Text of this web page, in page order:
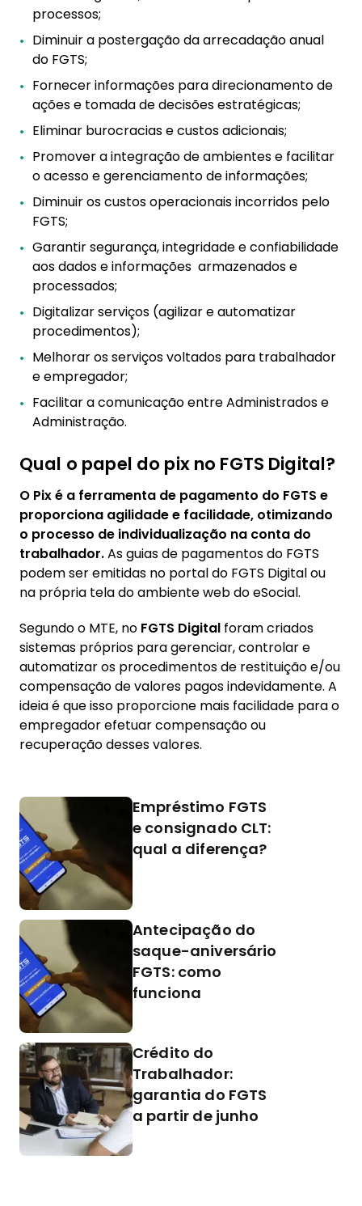
processos;
Diminuir a postergação da arrecadação anual
do FGTS;
Fornecer informações para direcionamento de
ações e tomada de decisões estratégicas;
Eliminar burocracias e custos adicionais;
Promover a integração de ambientes e facilitar
o acesso e gerenciamento de informações;
Diminuir os custos operacionais incorridos pelo
FGTS;
Garantir segurança, integridade e confiabilidade
aos dados e informações armazenados e
processados;
Digitalizar serviços (agilizar e automatizar
procedimentos);
Melhorar os serviços voltados para trabalhador
e empregador;
Facilitar a comunicação entre Administrados e
Administração.
Qual o papel do pix no FGTS Digital?
O Pix é a ferramenta de pagamento do FGTS e
proporciona agilidade e facilidade, otimizando
o processo de individualização na conta do
trabalhador.As guias de pagamentos do FGTS
podem ser emitidas no portal do FGTS Digital ou
na própria tela do ambiente web do eSocial.
Segundo o MTE, no FGTS Digital foram criados
sistemas próprios para gerenciar, controlar e
automatizar os procedimentos de restituição e/ou
compensação de valores pagos indevidamente. A
ideia é que isso proporcione mais facilidade para o
empregador efetuar compensação ou
recuperação desses valores.
Empréstimo FGTS
e consignado CLT:
qual a diferença?
Antecipação do
saque-aniversário
FGTS: como
funciona
Crédito do
Trabalhador:
garantia do FGTS
a partir de junho